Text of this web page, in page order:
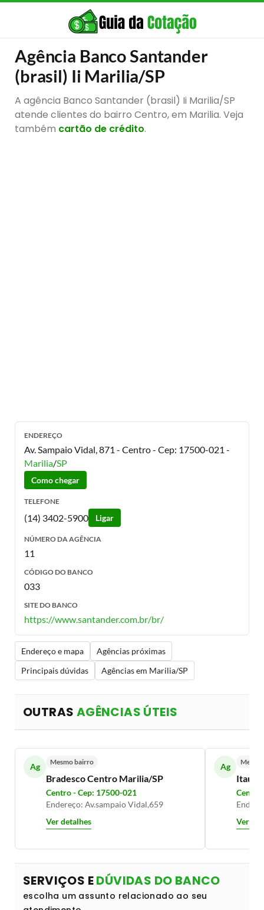
Agência Banco Santander
(brasil) Ii Marilia/SP
A agência Banco Santander (brasil) Ii Marilia/SP
atende clientes do bairro Centro, em Marilia. Veja
também cartão de crédito.
ENDEREÇO
Av. Sampaio Vidal, 871 - Centro- Cep: 17500-021 -
Marilia/SP
Como chegar
TELEFONE
(14) 3402-5900 Ligar
NÚMERO DA AGÊNCIA
11
CÓDIGO DO BANCO
033
SITE DO BANCO
https://www.santander.com.br/br/
Endereço e mapa
Agências próximas
Principais dúvidas
Agências em Marilia/SP
OUTRAS AGÊNCIAS ÚTEIS
Ag Mesmo bairro
Bradesco Centro Marilia/SP
Centro - Cep: 17500-021
Endereço: Av.sampaio Vidal,659
Ver detalhes
Ag
Itaú
Centro
Ver
SERVIÇOS EDÚVIDAS DO BANCO
escolha um assunto relacionado ao seu